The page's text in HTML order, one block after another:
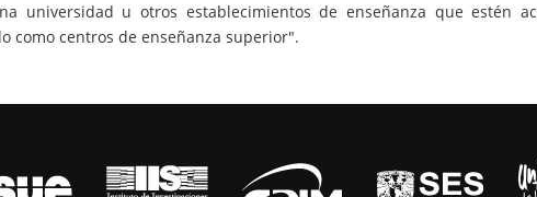
universidad u otros establecimientos de enseñanza que estén
como centros de enseñanza superior".